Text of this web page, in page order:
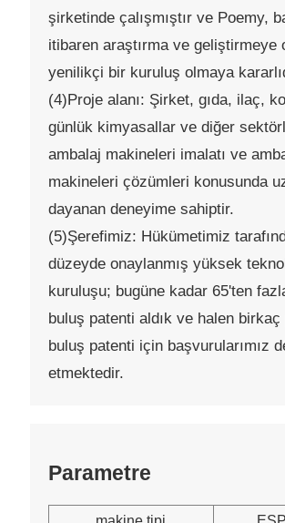
şirketinde çalışmıştır ve Poemy,
itibaren araştırma ve geliştirmeye
yenilikçi bir kuruluş olmaya
(4)Proje alanı: Şirket, gıda, ilaç,
günlük kimyasallar ve diğer
ambalaj makineleri imalatı ve
makineleri çözümleri konusunda
dayanan deneyime sahiptir.
(5)Şerefimiz: Hükümetimiz
düzeyde onaylanmış yüksek
kuruluşu; bugüne kadar 65'ten
buluş patenti aldık ve halen birkaç
buluş patenti için başvurularımız
etmektedir.
Parametre